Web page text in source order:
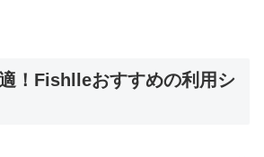
！Fishlleおすすめの利用シ